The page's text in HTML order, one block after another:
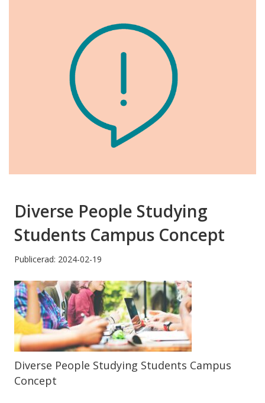
Diverse People Studying
Students Campus Concept
Publicerad: 2024-02-19
Diverse People Studying Students Campus
Concept